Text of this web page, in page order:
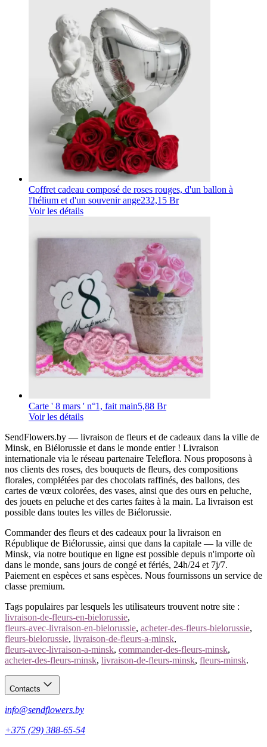
Coffret cadeau composé de roses rouges, d'un ballon à
l'hélium et d'un souvenir ange232,15 Br
Voir les détails
Carte ' 8 mars ' n°1, fait main5,88 Br
Voir les détails
SendFlowers.by — livraison de fleurs et de cadeaux dans la ville de
Minsk, en Biélorussie et dans le monde entier ! Livraison
internationale via le réseau partenaire Teleflora. Nous proposons à
nos clients des roses, des bouquets de fleurs, des compositions
florales, complétées par des chocolats raffinés, des ballons, des
cartes de vœux colorées, des vases, ainsi que des ours en peluche,
des jouets en peluche et des cartes faites à la main. La livraison est
possible dans toutes les villes de Biélorussie.
Commander des fleurs et des cadeaux pour la livraison en
République de Biélorussie, ainsi que dans la capitale — la ville de
Minsk, via notre boutique en ligne est possible depuis n'importe où
dans le monde, sans jours de congé et fériés, 24h/24 et 7j/7.
Paiement en espèces et sans espèces. Nous fournissons un service de
classe premium.
Tags populaires par lesquels les utilisateurs trouvent notre site :
livraison-de-fleurs-en-bielorussie,
fleurs-avec-livraison-en-bielorussie, acheter-des-fleurs-bielorussie,
fleurs-bielorussie, livraison-de-fleurs-a-minsk,
fleurs-avec-livraison-a-minsk, commander-des-fleurs-minsk,
acheter-des-fleurs-minsk, livraison-de-fleurs-minsk, fleurs-minsk.
Contacts
info@sendflowers.by
+375 (29) 388-65-54